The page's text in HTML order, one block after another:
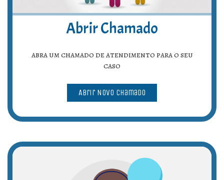
Abrir Chamado
abra um chamado de atendimento para o seu
caso
Abrir Novo Chamado